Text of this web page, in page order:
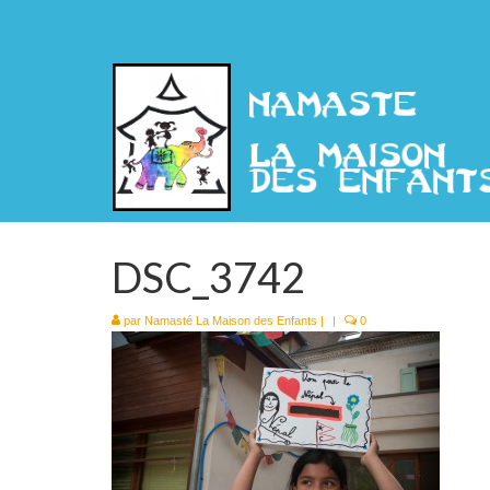
DSC_3742
par Namasté La Maison des Enfants | | 0